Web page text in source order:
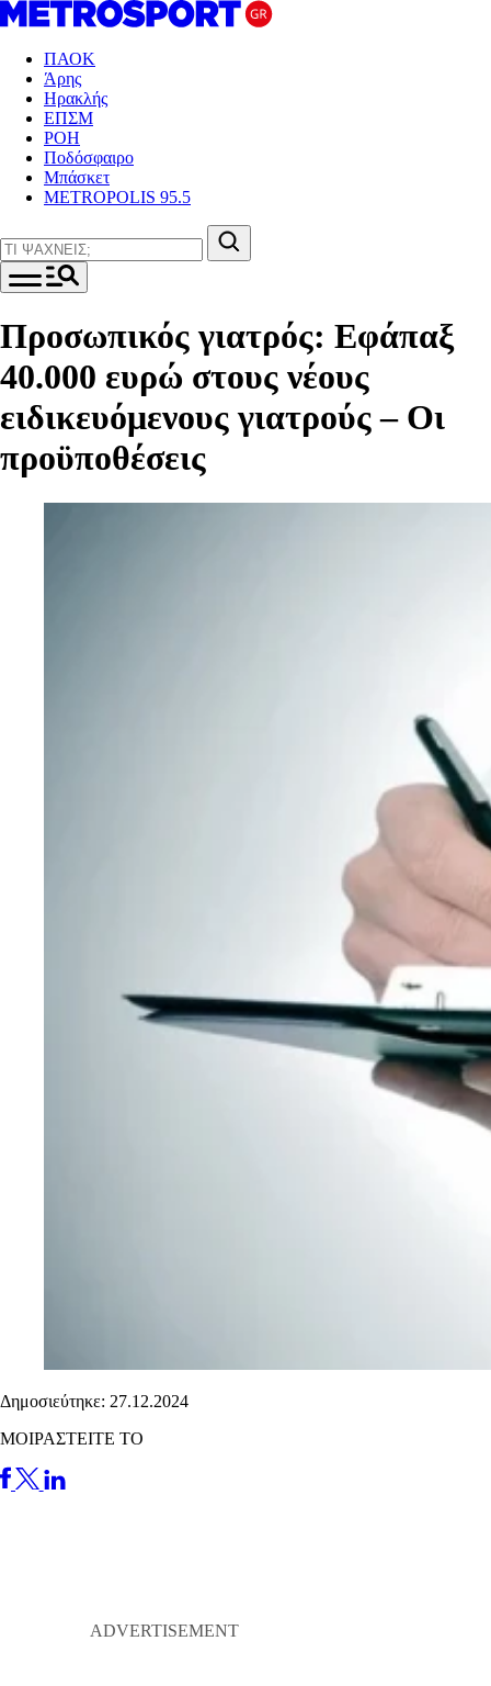
ΠΑΟΚ
Άρης
Ηρακλής
ΕΠΣΜ
ΡΟΗ
Ποδόσφαιρο
Μπάσκετ
METROPOLIS 95.5
Προσωπικός γιατρός: Εφάπαξ
40.000 ευρώ στους νέους
ειδικευόμενους γιατρούς – Οι
προϋποθέσεις
Δημοσιεύτηκε: 27.12.2024
ΜΟΙΡΑΣΤΕΙΤΕ ΤΟ